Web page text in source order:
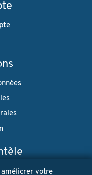
améliorer votre